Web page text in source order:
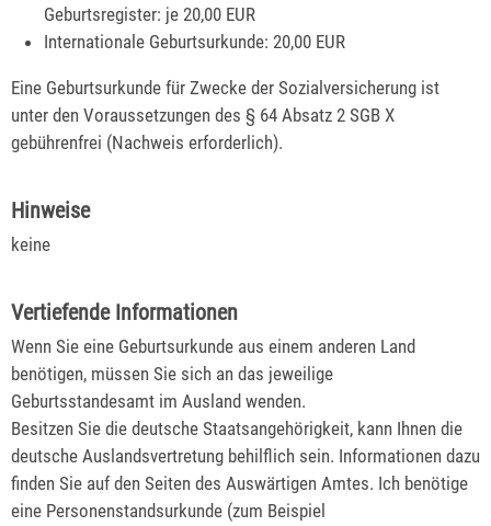
Geburtsregister: je 20,00 EUR
Internationale Geburtsurkunde: 20,00 EUR
Eine Geburtsurkunde für Zwecke der Sozialversicherung ist
unter den Voraussetzungen des § 64 Absatz 2 SGB X
gebührenfrei (Nachweis erforderlich).
Hinweise
keine
Vertiefende Informationen
Wenn Sie eine Geburtsurkunde aus einem anderen Land
benötigen, müssen Sie sich an das jeweilige
Geburtsstandesamt im Ausland wenden.
Besitzen Sie die deutsche Staatsangehörigkeit, kann Ihnen die
deutsche Auslandsvertretung behilflich sein. Informationen dazu
finden Sie auf den Seiten des Auswärtigen Amtes. Ich benötige
eine Personenstandsurkunde (zum Beispiel